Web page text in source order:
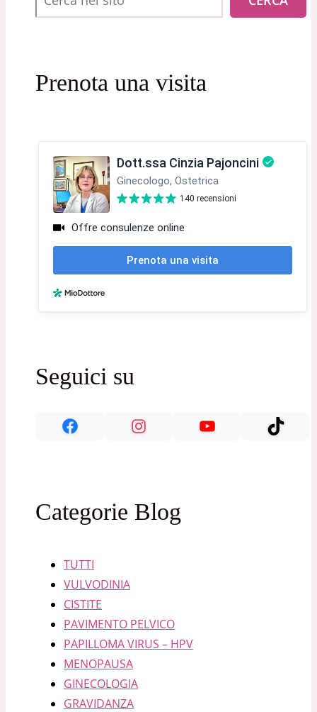
Prenota una visita
Seguici su
Categorie Blog
TUTTI
VULVODINIA
CISTITE
PAVIMENTO PELVICO
PAPILLOMA VIRUS – HPV
MENOPAUSA
GINECOLOGIA
GRAVIDANZA